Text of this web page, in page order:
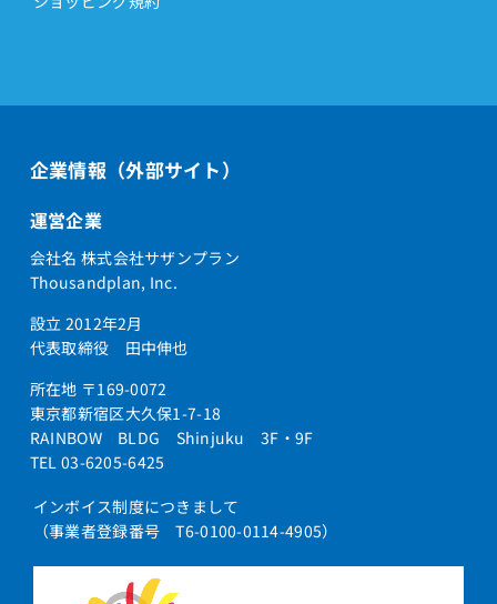
企業情報（外部サイト）
運営企業
会社名 株式会社サザンプラン
Thousandplan, Inc.
設立 2012年2月
代表取締役 田中伸也
所在地 〒169-0072
東京都新宿区大久保1-7-18
RAINBOW BLDG Shinjuku 3F・9F
TEL 03-6205-6425
インボイス制度につきまして
（事業者登録番号 T6-0100-0114-4905）